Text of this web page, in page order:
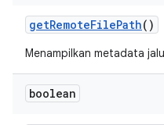
getRemoteFilePath()
Menampilkan metadata
boolean